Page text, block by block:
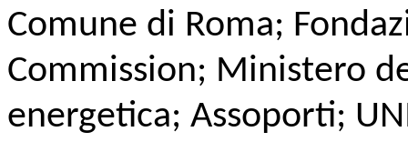
Comune di Roma;
Commission; Ministero
energetica; Assoporti;